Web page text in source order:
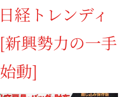
経トレンディ
興勢力の一手
動]